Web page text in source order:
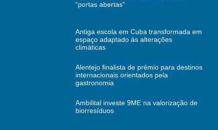
“portas abertas”
Antiga escola em Cuba transformada em
espaço adaptado às alterações
climáticas
Alentejo finalista de prémio para destinos
internacionais orientados pela
gastronomia
Ambilital investe 9ME na valorização de
biorresíduos